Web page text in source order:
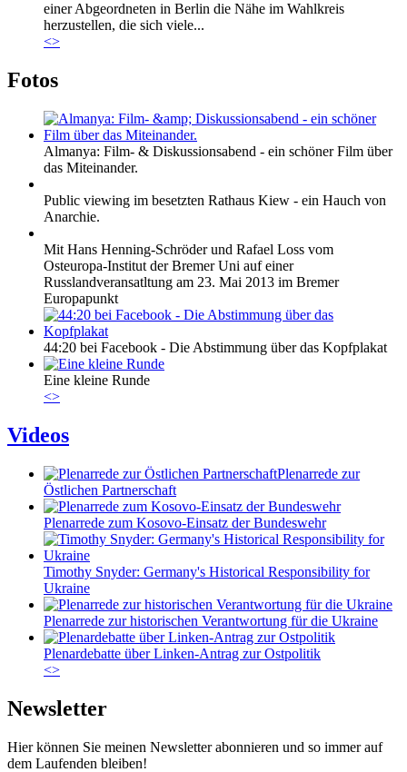
einer Abgeordneten in Berlin die Nähe im Wahlkreis
herzustellen, die sich viele...
<>
Fotos
Almanya: Film- & Diskussionsabend - ein schöner Film über
das Miteinander.
Public viewing im besetzten Rathaus Kiew - ein Hauch von
Anarchie.
Mit Hans Henning-Schröder und Rafael Loss vom
Osteuropa-Institut der Bremer Uni auf einer
Russlandveransatltung am 23. Mai 2013 im Bremer
Europapunkt
44:20 bei Facebook - Die Abstimmung über das Kopfplakat
Eine kleine Runde
<>
Videos
Plenarrede zur
Östlichen Partnerschaft
Plenarrede zum Kosovo-Einsatz der Bundeswehr
Timothy Snyder: Germany's Historical Responsibility for
Ukraine
Plenarrede zur historischen Verantwortung für die Ukraine
Plenardebatte über Linken-Antrag zur Ostpolitik
<>
Newsletter
Hier können Sie meinen Newsletter abonnieren und so immer auf
dem Laufenden bleiben!